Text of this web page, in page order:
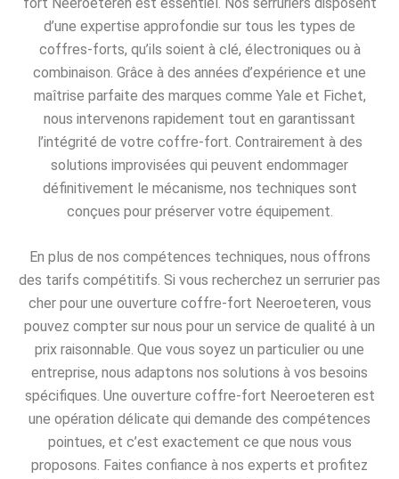
d’une expertise approfondie sur tous les types de
coffres-forts, qu’ils soient à clé, électroniques ou à
combinaison. Grâce à des années d’expérience et une
maîtrise parfaite des marques comme Yale et Fichet,
nous intervenons rapidement tout en garantissant
l’intégrité de votre coffre-fort. Contrairement à des
solutions improvisées qui peuvent endommager
définitivement le mécanisme, nos techniques sont
conçues pour préserver votre équipement.
En plus de nos compétences techniques, nous offrons
des tarifs compétitifs. Si vous recherchez un serrurier pas
cher pour une ouverture coffre-fort Neeroeteren, vous
pouvez compter sur nous pour un service de qualité à un
prix raisonnable. Que vous soyez un particulier ou une
entreprise, nous adaptons nos solutions à vos besoins
spécifiques. Une ouverture coffre-fort Neeroeteren est
une opération délicate qui demande des compétences
pointues, et c’est exactement ce que nous vous
proposons. Faites confiance à nos experts et profitez